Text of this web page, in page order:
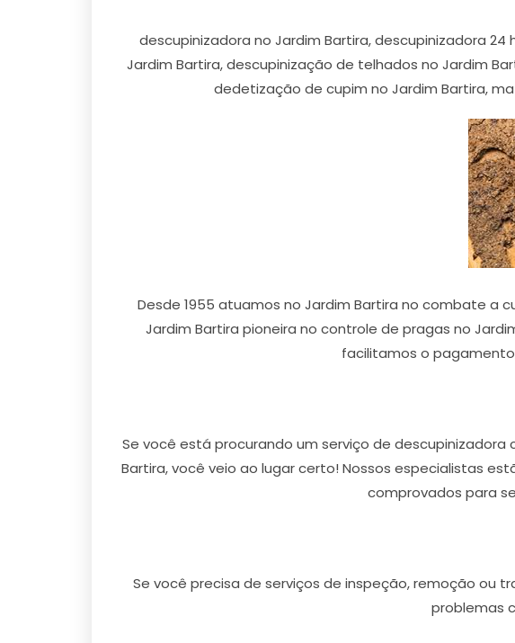
descupinizadora no Jardim Bartira, descupinizadora
Jardim Bartira, descupinização de telhados no Jardim
dedetização de cupim no Jardim Bartira,
Desde 1955 atuamos no Jardim Bartira no combate a
Jardim Bartira pioneira no controle de pragas no
facilitamos o
Se você está procurando um serviço de
Bartira, você veio ao lugar certo! Nossos especialistas
comprovados para
Se você precisa de serviços de inspeção, remoção ou
problemas